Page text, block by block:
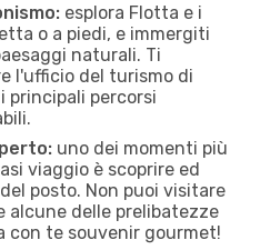
esplora Flotta e i
o a piedi, e immergiti
naturali. Ti
l'ufficio del turismo di
principali percorsi
uno dei momenti più
viaggio è scoprire ed
posto. Non puoi visitare
alcune delle prelibatezze
con te souvenir gourmet!